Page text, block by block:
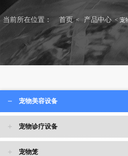
当前所在位置： 首页 < 产品中心 < 宠
宠物美容设备
宠物诊疗设备
宠物笼